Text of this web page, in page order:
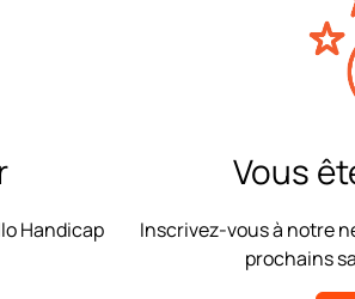
Vous
Handicap
Inscrivez-vous à notre
prochains